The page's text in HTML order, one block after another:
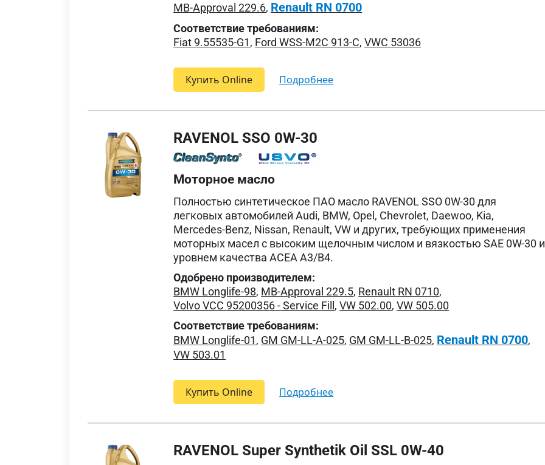
MB-Approval 229.6, Renault RN 0700
Соответствие требованиям:
Fiat 9.55535-G1, Ford WSS-M2C 913-C,VWC 53036
Купить Online подробнее
RAVENOL SSO 0W-30
Моторное масло
Полностью синтетическое ПАО масло RAVENOL SSO 0W-30 для
легковых автомобилей Audi, BMW, Opel, Chevrolet, Daewoo, Kia,
Mercedes-Benz, Nissan, Renault, VW и других, требующих применения
моторных масел с высоким щелочным числом и вязкостью SAE 0W-30 и
уровнем качества ACEA A3/B4.
Одобрено производителем:
BMW Longlife-98, MB-Approval 229.5, Renault RN 0710,
Volvo VCC 95200356 - Service Fill ,VW 502.00,VW 505.00
Соответствие требованиям:
BMW Longlife-01, GM GM-LL-A-025, GM GM-LL-B-025, Renault RN 0700,
VW 503.01
Купить Online подробнее
RAVENOL Super Synthetik Oil SSL 0W-40